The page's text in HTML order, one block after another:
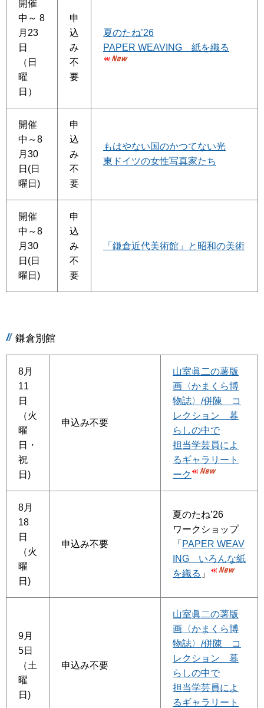
開催
中～ 8
月23
日
（日
曜
日）
申
込
み
不
要
夏のたね’26
PAPER WEAVING 紙を織る
開催
中～8
月30
日(日
曜日)
申
込
み
不
要
もはやない国のかつてない光
東ドイツの女性写真家たち
開催
中～8
月30
日(日
曜日)
申
込
み
不
要
「鎌倉近代美術館」と昭和の美術
鎌倉別館
8月
11
日
（火
曜
日・
祝
日)
申込み不要
山室眞二の薯版
画〈かまくら博
物誌〉/併陳 コ
レクション 暮
らしの中で
担当学芸員によ
るギャラリート
ーク
8月
18
日
（火
曜
日)
申込み不要
夏のたね’26
ワークショップ
「 PAPER WEAV
ING いろんな紙
を織る 」
9月
5日
（土
曜
日)
申込み不要
山室眞二の薯版
画〈かまくら博
物誌〉/併陳 コ
レクション 暮
らしの中で
担当学芸員によ
るギャラリート